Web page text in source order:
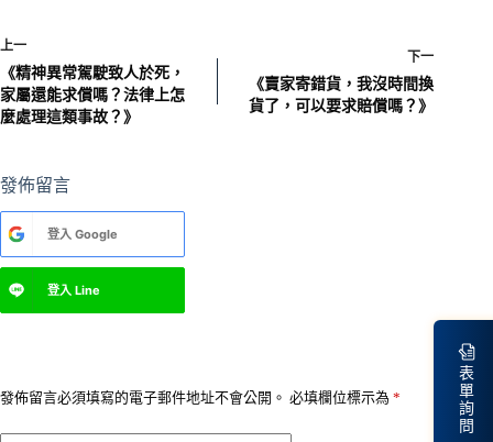
表
單
詢
問
上一
《精神異常駕駛致人於死，
家屬還能求償嗎？法律上怎
麼處理這類事故？》
下一
《賣家寄錯貨，我沒時間換
貨了，可以要求賠償嗎？》
發佈留言
登入 Google
登入 Line
發佈留言必須填寫的電子郵件地址不會公開。 必填欄位標示為 *
A
t
n
v
: